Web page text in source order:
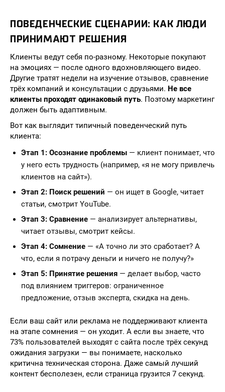
ПОВЕДЕНЧЕСКИЕ СЦЕНАРИИ: КАК ЛЮДИ
ПРИНИМАЮТ РЕШЕНИЯ
Клиенты ведут себя по-разному. Некоторые покупают
на эмоциях — после одного вдохновляющего видео.
Другие тратят недели на изучение отзывов, сравнение
трёх компаний и консультации с друзьями. Не все
клиенты проходят одинаковый путь. Поэтому маркетинг
должен быть адаптивным.
Вот как выглядит типичный поведенческий путь
клиента:
Этап 1: Осознание проблемы — клиент понимает, что
у него есть трудность (например, «я не могу привлечь
клиентов на сайт»).
Этап 2: Поиск решений — он ищет в Google, читает
статьи, смотрит YouTube.
Этап 3: Сравнение — анализирует альтернативы,
читает отзывы, смотрит кейсы.
Этап 4: Сомнение — «А точно ли это сработает? А
что, если я потрачу деньги и ничего не получу?»
Этап 5: Принятие решения — делает выбор, часто
под влиянием триггеров: ограниченное
предложение, отзыв эксперта, скидка на день.
Если ваш сайт или реклама не поддерживают клиента
на этапе сомнения — он уходит. А если вы знаете, что
73% пользователей выходят с сайта после трёх секунд
ожидания загрузки — вы понимаете, насколько
критична техническая сторона. Даже самый лучший
контент бесполезен, если страница грузится 7 секунд.